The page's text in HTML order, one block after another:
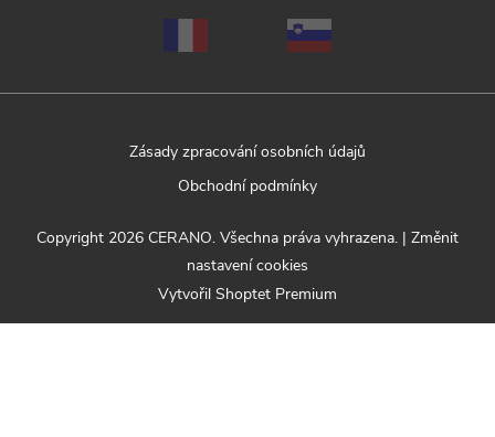
Zásady zpracování osobních údajů
Obchodní podmínky
Vytvořil Shoptet Premium
Copyright 2026 CERANO. Všechna práva vyhrazena. | Změnit
nastavení cookies